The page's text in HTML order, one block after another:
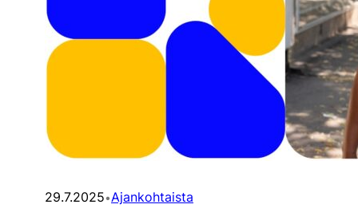
29.7.2025•Ajankohtaista